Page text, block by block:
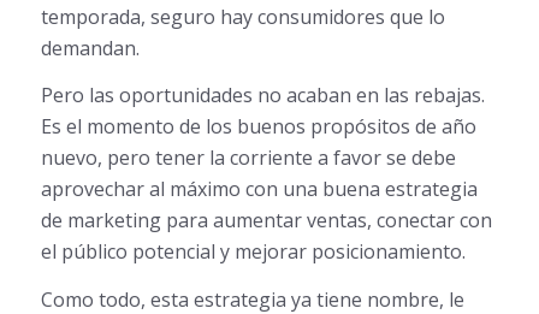
temporada, seguro hay consumidores que lo
demandan.
Pero las oportunidades no acaban en las rebajas.
Es el momento de los buenos propósitos de año
nuevo, pero tener la corriente a favor se debe
aprovechar al máximo con una buena estrategia
de marketing para aumentar ventas, conectar con
el público potencial y mejorar posicionamiento.
Como todo, esta estrategia ya tiene nombre, le